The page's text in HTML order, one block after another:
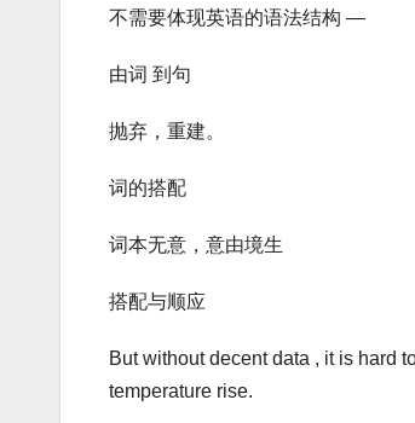
不需要体现英语的语法结构 —
由词 到句
抛弃，重建。
词的搭配
词本无意，意由境生
搭配与顺应
But without decent data , it is hard
temperature rise.